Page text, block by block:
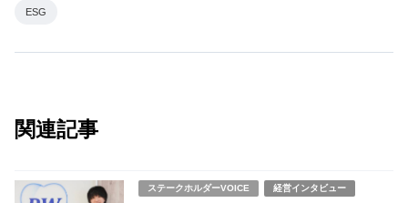
ESG
関連記事
ステークホルダーVOICE 経営インタビュー